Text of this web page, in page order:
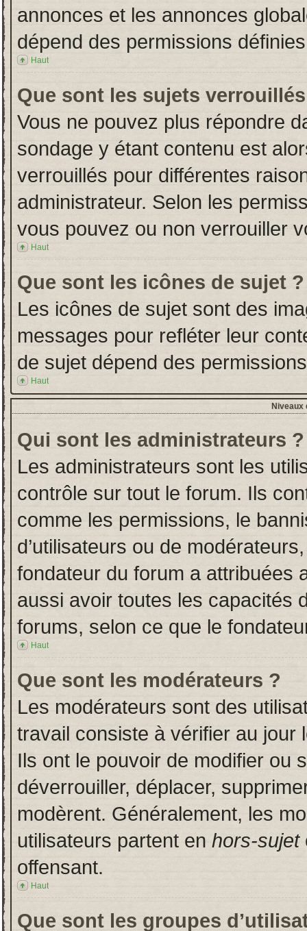
annonces et les annonces
dépend des permissions
Haut
Que sont les sujets
Vous ne pouvez plus répondre
sondage y étant contenu est
verrouillés pour différentes
administrateur. Selon les
vous pouvez ou non verrouiller
Haut
Que sont les icônes de sujet ?
Les icônes de sujet sont des
messages pour refléter leur
de sujet dépend des
Haut
Niveaux
Qui sont les administrateurs ?
Les administrateurs sont les
contrôle sur tout le forum. Ils
comme les permissions, le
d’utilisateurs ou de
fondateur du forum a attribuées
aussi avoir toutes les capacités
forums, selon ce que le
Haut
Que sont les modérateurs ?
Les modérateurs sont des
travail consiste à vérifier au jour
Ils ont le pouvoir de modifier ou
déverrouiller, déplacer,
modèrent. Généralement, les
utilisateurs partent en hors-sujet
offensant.
Haut
Que sont les groupes